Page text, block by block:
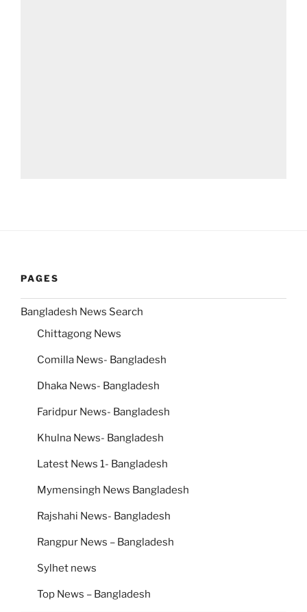
PAGES
Bangladesh News Search
Chittagong News
Comilla News- Bangladesh
Dhaka News- Bangladesh
Faridpur News- Bangladesh
Khulna News- Bangladesh
Latest News 1- Bangladesh
Mymensingh News Bangladesh
Rajshahi News- Bangladesh
Rangpur News – Bangladesh
Sylhet news
Top News – Bangladesh